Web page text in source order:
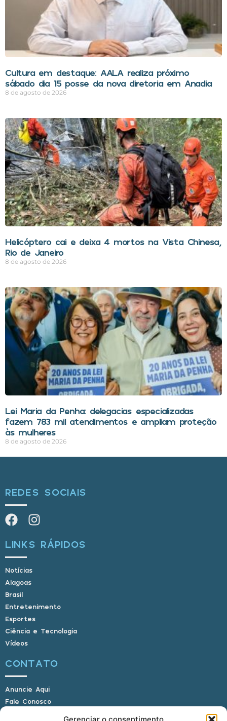
Cultura em destaque: AALA realiza próximo
sábado dia 15 posse da nova diretoria em Anadia
8 de agosto de 2026
Helicóptero cai e deixa 4 mortos na Vista Chinesa,
Rio de Janeiro
8 de agosto de 2026
Lei Maria da Penha: delegacias especializadas
fazem 783 mil atendimentos e ampliam proteção
às mulheres
8 de agosto de 2026
REDES SOCIAIS
LINKS RÁPIDOS
Notícias
Alagoas
Brasil
Entretenimento
Esportes
Ciência e Tecnologia
Vídeos
CONTATO
Anuncie Aqui
Fale Conosco